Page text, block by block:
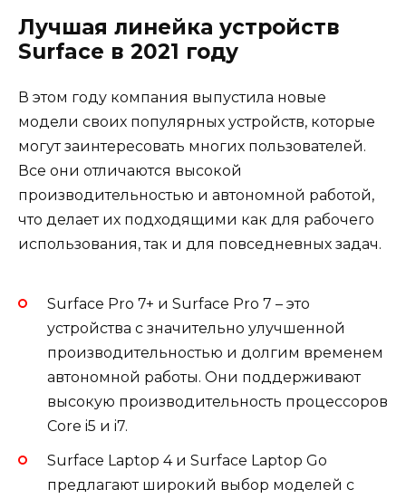
Лучшая линейка устройств
Surface в 2021 году
В этом году компания выпустила новые
модели своих популярных устройств, которые
могут заинтересовать многих пользователей.
Все они отличаются высокой
производительностью и автономной работой,
что делает их подходящими как для рабочего
использования, так и для повседневных задач.
Surface Pro 7+ и Surface Pro 7 – это
устройства с значительно улучшенной
производительностью и долгим временем
автономной работы. Они поддерживают
высокую производительность процессоров
Core i5 и i7.
Surface Laptop 4 и Surface Laptop Go
предлагают широкий выбор моделей с